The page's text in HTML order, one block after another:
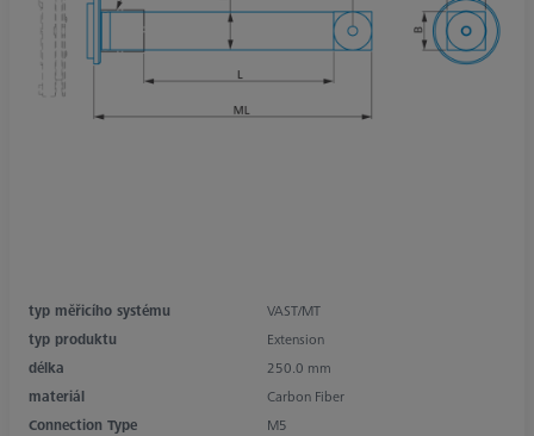
typ měřicího systému
VAST/MT
typ produktu
Extension
délka
250.0 mm
materiál
Carbon Fiber
Connection Type
M5